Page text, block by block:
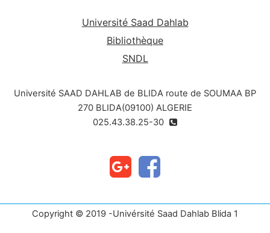
Université Saad Dahlab
Bibliothèque
SNDL
Université SAAD DAHLAB de BLIDA route de SOUMAA BP
270 BLIDA(09100) ALGERIE
Copyright © 2019 -Univérsité Saad Dahlab Blida 1